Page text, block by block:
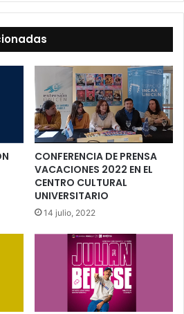
CONFERENCIA DE PRENSA
VACACIONES 2022 EN EL
CENTRO CULTURAL
UNIVERSITARIO
14 julio, 2022